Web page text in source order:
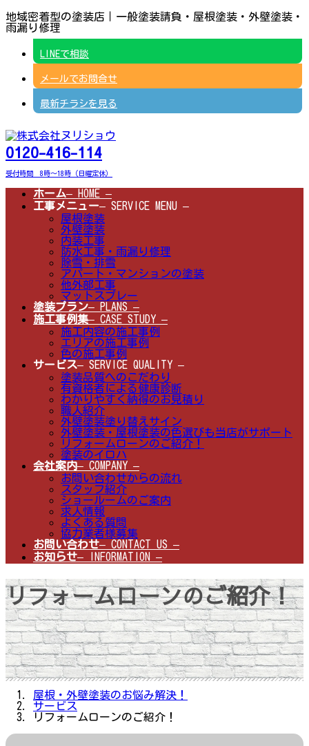
コ
ン
ナ
ビ
地域密着型の塗装店｜一般塗装請負・屋根塗装・外壁塗装・
雨漏り修理
LINEで相談
メールでお問合せ
最新チラシを見る
0120-416-114
受付時間 8時～18時（日曜定休）
ホーム– HOME –
工事メニュー– SERVICE MENU –
屋根塗装
外壁塗装
内装工事
防水工事・雨漏り修理
除雪・排雪
アパート・マンションの塗装
他外部工事
マットスプレー
塗装プラン– PLANS –
施工事例集– CASE STUDY –
施工内容の施工事例
エリアの施工事例
色の施工事例
サービス– SERVICE QUALITY –
塗装品質へのこだわり
有資格者による健康診断
わかりやすく納得のお見積り
職人紹介
外壁塗装塗り替えサイン
外壁塗装・屋根塗装の色選びも当店がサポート
リフォームローンのご紹介！
塗装のイロハ
会社案内– COMPANY –
お問い合わせからの流れ
スタッフ紹介
ショールームのご案内
求人情報
よくある質問
協力業者様募集
お問い合わせ– CONTACT US –
お知らせ– INFORMATION –
リフォームローンのご紹介！
屋根・外壁塗装のお悩み解決！
サービス
リフォームローンのご紹介！